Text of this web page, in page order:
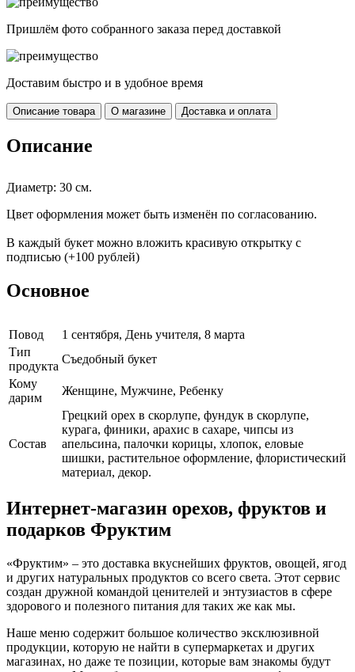
Пришлём фото собранного заказа перед доставкой
Доставим быстро и в удобное время
Описание товара О магазине Доставка и оплата
Описание
Диаметр: 30 см.
Цвет оформления может быть изменён по согласованию.
В каждый букет можно вложить красивую открытку с
подписью (+100 рублей)
Основное
Повод
1 сентября, День учителя, 8 марта
Тип
продукта
Съедобный букет
Кому
дарим
Женщине, Мужчине, Ребенку
Cостав
Грецкий орех в скорлупе, фундук в скорлупе,
курага, финики, арахис в сахаре, чипсы из
апельсина, палочки корицы, хлопок, еловые
шишки, растительное оформление, флористический
материал, декор.
Интернет-магазин орехов, фруктов и
подарков Фруктим
«Фруктим» – это доставка вкуснейших фруктов, овощей, ягод
и других натуральных продуктов со всего света. Этот сервис
создан дружной командой ценителей и энтузиастов в сфере
здорового и полезного питания для таких же как мы.
Наше меню содержит большое количество эксклюзивной
продукции, которую не найти в супермаркетах и других
магазинах, но даже те позиции, которые вам знакомы будут